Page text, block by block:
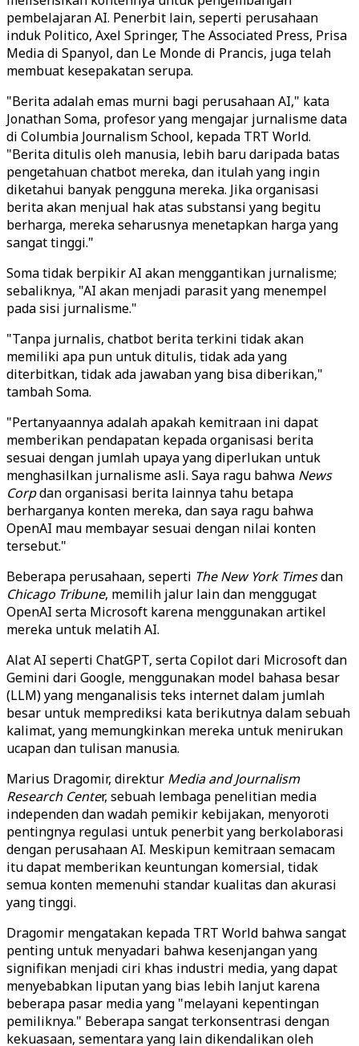
pembelajaran AI. Penerbit lain, seperti perusahaan
induk Politico, Axel Springer, The Associated Press, Prisa
Media di Spanyol, dan Le Monde di Prancis, juga telah
membuat kesepakatan serupa.
"Berita adalah emas murni bagi perusahaan AI," kata
Jonathan Soma, profesor yang mengajar jurnalisme data
di Columbia Journalism School, kepada TRT World.
"Berita ditulis oleh manusia, lebih baru daripada batas
pengetahuan chatbot mereka, dan itulah yang ingin
diketahui banyak pengguna mereka. Jika organisasi
berita akan menjual hak atas substansi yang begitu
berharga, mereka seharusnya menetapkan harga yang
sangat tinggi."
Soma tidak berpikir AI akan menggantikan jurnalisme;
sebaliknya, "AI akan menjadi parasit yang menempel
pada sisi jurnalisme."
"Tanpa jurnalis, chatbot berita terkini tidak akan
memiliki apa pun untuk ditulis, tidak ada yang
diterbitkan, tidak ada jawaban yang bisa diberikan,"
tambah Soma.
"Pertanyaannya adalah apakah kemitraan ini dapat
memberikan pendapatan kepada organisasi berita
sesuai dengan jumlah upaya yang diperlukan untuk
menghasilkan jurnalisme asli. Saya ragu bahwa News
Corpdan organisasi berita lainnya tahu betapa
berharganya konten mereka, dan saya ragu bahwa
OpenAI mau membayar sesuai dengan nilai konten
tersebut."
Beberapa perusahaan, seperti The New York Timesdan
Chicago Tribune, memilih jalur lain dan menggugat
OpenAI serta Microsoft karena menggunakan artikel
mereka untuk melatih AI.
Alat AI seperti ChatGPT, serta Copilot dari Microsoft dan
Gemini dari Google, menggunakan model bahasa besar
(LLM) yang menganalisis teks internet dalam jumlah
besar untuk memprediksi kata berikutnya dalam sebuah
kalimat, yang memungkinkan mereka untuk menirukan
ucapan dan tulisan manusia.
Marius Dragomir, direktur Media and Journalism
Research Center, sebuah lembaga penelitian media
independen dan wadah pemikir kebijakan, menyoroti
pentingnya regulasi untuk penerbit yang berkolaborasi
dengan perusahaan AI. Meskipun kemitraan semacam
itu dapat memberikan keuntungan komersial, tidak
semua konten memenuhi standar kualitas dan akurasi
yang tinggi.
Dragomir mengatakan kepada TRT World bahwa sangat
penting untuk menyadari bahwa kesenjangan yang
signifikan menjadi ciri khas industri media, yang dapat
menyebabkan liputan yang bias lebih lanjut karena
beberapa pasar media yang "melayani kepentingan
pemiliknya." Beberapa sangat terkonsentrasi dengan
kekuasaan, sementara yang lain dikendalikan oleh